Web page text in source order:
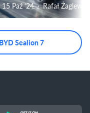
15 Paź ‘24 Rafał Żaglewski
Sealion 7